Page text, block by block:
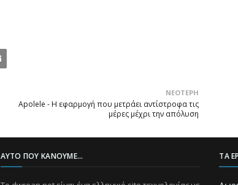
ΝΕΌΤΕΡΗ
Apolele - Η εφαρμογή που μετράει αντίστροφα τις
μέρες μέχρι την απόλυση
ΑΥΤΌ ΠΟΥ ΚΆΝΟΥΜΕ... ΤΑ